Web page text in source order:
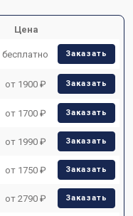
Цена
бесплатно Заказать
от 1900 ₽ Заказать
от 1700 ₽ Заказать
от 1990 ₽ Заказать
от 1750 ₽ Заказать
от 2790 ₽ Заказать